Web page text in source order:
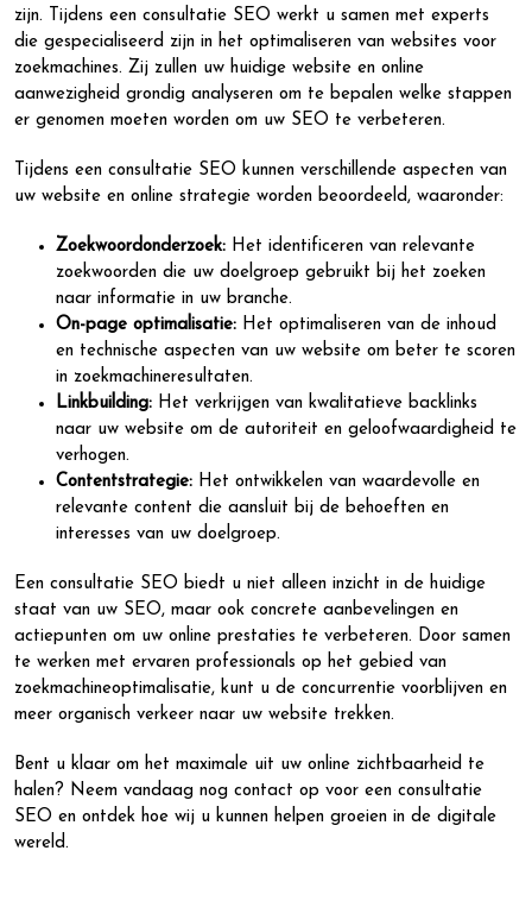
zijn. Tijdens een consultatie SEO werkt u samen met experts
die gespecialiseerd zijn in het optimaliseren van websites voor
zoekmachines. Zij zullen uw huidige website en online
aanwezigheid grondig analyseren om te bepalen welke stappen
er genomen moeten worden om uw SEO te verbeteren.
Tijdens een consultatie SEO kunnen verschillende aspecten van
uw website en online strategie worden beoordeeld, waaronder:
Zoekwoordonderzoek: Het identificeren van relevante
zoekwoorden die uw doelgroep gebruikt bij het zoeken
naar informatie in uw branche.
On-page optimalisatie: Het optimaliseren van de inhoud
en technische aspecten van uw website om beter te scoren
in zoekmachineresultaten.
Linkbuilding: Het verkrijgen van kwalitatieve backlinks
naar uw website om de autoriteit en geloofwaardigheid te
verhogen.
Contentstrategie: Het ontwikkelen van waardevolle en
relevante content die aansluit bij de behoeften en
interesses van uw doelgroep.
Een consultatie SEO biedt u niet alleen inzicht in de huidige
staat van uw SEO, maar ook concrete aanbevelingen en
actiepunten om uw online prestaties te verbeteren. Door samen
te werken met ervaren professionals op het gebied van
zoekmachineoptimalisatie, kunt u de concurrentie voorblijven en
meer organisch verkeer naar uw website trekken.
Bent u klaar om het maximale uit uw online zichtbaarheid te
halen? Neem vandaag nog contact op voor een consultatie
SEO en ontdek hoe wij u kunnen helpen groeien in de digitale
wereld.